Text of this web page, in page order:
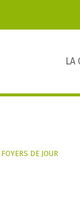
LA
DE JOUR